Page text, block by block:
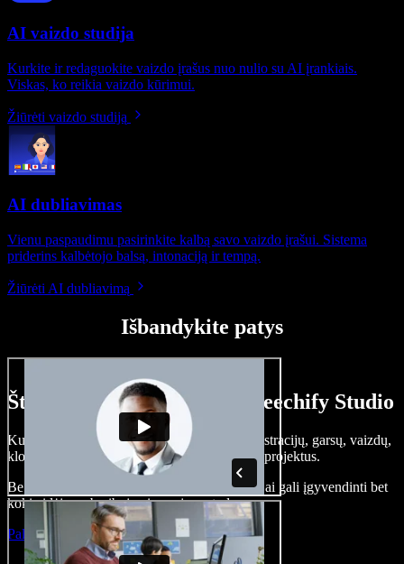
AI vaizdo studija
Kurkite ir redaguokite vaizdo įrašus nuo nulio su AI įrankiais.
Viskas, ko reikia vaizdo kūrimui.
Žiūrėti vaizdo studiją
AI dubliavimas
Vienu paspaudimu pasirinkite kalbą savo vaizdo įrašui. Sistema
priderins kalbėtojo balsą, intonaciją ir tempą.
Žiūrėti AI dubliavimą
Išbandykite patys
Štai ką galite nuveikti su Speechify Studio
Kurkite įgarsinimus, pridėkite nemokamų iliustracijų, garsų, vaizdų,
klonuokite balsą – kurkite pilnus, įspūdingus projektus.
Be jokių mokymų ir viskas naršyklėje – kūrėjai gali įgyvendinti bet
kokią idėją, neberibojami senųjų metodų.
Paleisti studiją